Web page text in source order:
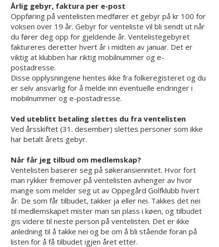
Årlig gebyr, faktura per e-post
Oppføring på ventelisten medfører et gebyr på kr 100 for
voksen over 19 år. Gebyr for venteliste vil bli sendt ut når
du fører deg opp for gjeldende år. Ventelistegebyret
faktureres deretter hvert år i midten av januar. Det er
viktig at klubben har riktig mobilnummer og e-
postadresse.
Disse opplysningene hentes ikke fra folkeregisteret og du
er selv ansvarlig for å melde inn eventuelle endringer i
mobilnummer og e-postadresse.
Ved uteblitt betaling slettes du fra ventelisten
Ved årsskiftet (31. desember) slettes personer som ikke
har betalt årets gebyr.
Når får jeg tilbud om medlemskap?
Ventelisten baserer seg på søkeransiennitet. Hvor fort
man rykker fremover på ventelisten avhenger av hvor
mange som melder seg ut av Oppegård Golfklubb hvert
år. De som får tilbudet, takker ja eller nei. Takkes det nei
til medlemskapet mister man sin plass i køen, og tilbudet
gis videre til neste person på ventelisten. Det er ikke
anledning til å takke nei og be om å bli stående foran på
listen for å få tilbudet igjen året etter.